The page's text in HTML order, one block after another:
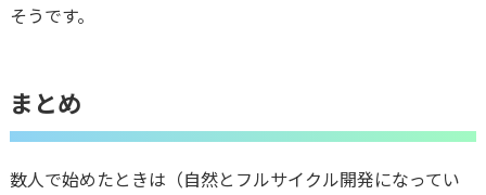
そうです。
まとめ
数人で始めたときは（自然とフルサイクル開発になってい